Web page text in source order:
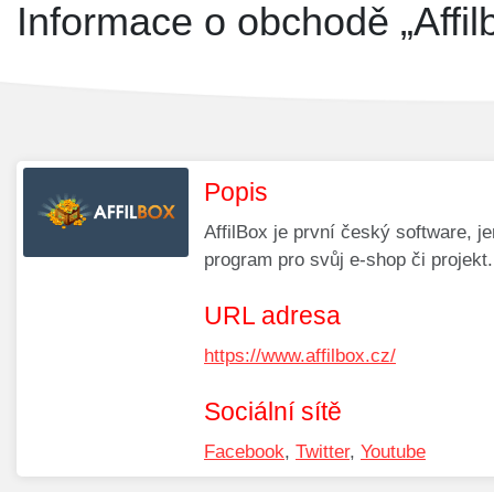
Informace o obchodě
Popis
AffilBox je první český software,
program pro svůj e-shop či projekt.
URL adresa
https://www.affilbox.cz/
Sociální sítě
Facebook, Twitter, Youtube